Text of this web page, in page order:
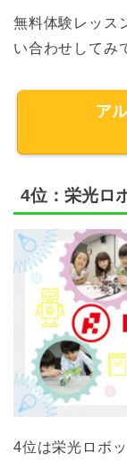
無料体験レッス
い合わせしてみ
ア
4位：栄光ロ
4位は栄光ロボ